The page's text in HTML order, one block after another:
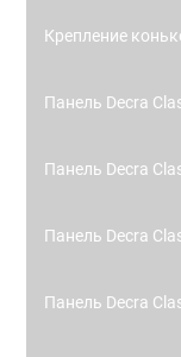
Крепление
Панель Decra
Панель Decra
Панель Decra
Панель Decra